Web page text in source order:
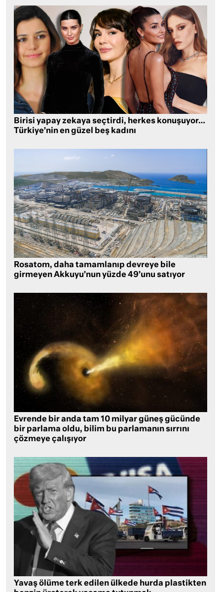
Birisi yapay zekaya seçtirdi, herkes konuşuyor…
Türkiye’nin en güzel beş kadını
Rosatom, daha tamamlanıp devreye bile
girmeyen Akkuyu’nun yüzde 49’unu satıyor
Evrende bir anda tam 10 milyar güneş gücünde
bir parlama oldu, bilim bu parlamanın sırrını
çözmeye çalışıyor
Yavaş ölüme terk edilen ülkede hurda plastikten